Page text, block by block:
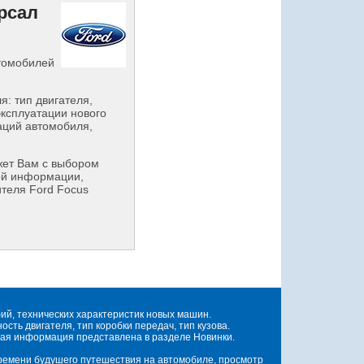
тип двигателя,
нового
автомобиля,
Вам с выбором
информации,
Ford Focus
технических характеристик новых машин.
двигателя, тип коробки передач, тип кузова.
информация представлена в разделе Новинки.
будушего путешествия на автомобиле, просмотр